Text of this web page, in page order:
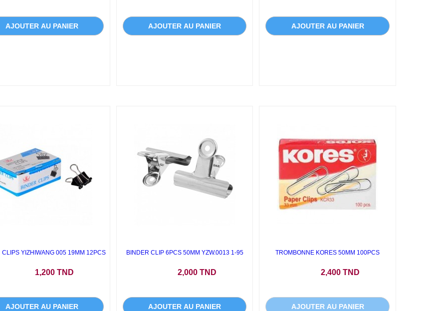
AJOUTER AU PANIER AJOUTER AU PANIER AJOUTER AU PANIER
CLIPS YIZHIWANG 005 19MM 12PCS
1,200 TND
AJOUTER AU PANIER
BINDER CLIP 6PCS 50MM YZW.0013 1-95
2,000 TND
AJOUTER AU PANIER
TROMBONNE KORES 50MM 100PCS
2,400 TND
AJOUTER AU PANIER